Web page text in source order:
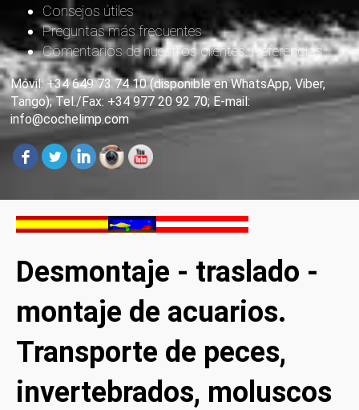
Consejos útiles
Preguntas más frecuentes
Comentarios de nuestros clientes. Referencias
Móvil: +34 649 73 74 10 (disponible en WhatsApp, Viber,
Tango); Tel./Fax: +34 977 20 92 70; E-mail:
info@cochelimp.com
Desmontaje - traslado -
montaje de acuarios.
Transporte de peces,
invertebrados, moluscos